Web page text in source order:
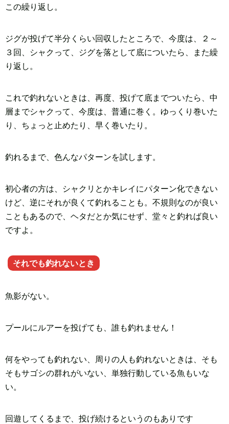
この繰り返し。
ジグが投げて半分くらい回収したところで、今度は、２～
３回、シャクって、ジグを落として底についたら、また繰
り返し。
これで釣れないときは、再度、投げて底までついたら、中
層までシャクって、今度は、普通に巻く。ゆっくり巻いた
り、ちょっと止めたり、早く巻いたり。
釣れるまで、色んなパターンを試します。
初心者の方は、シャクリとかキレイにパターン化できない
けど、逆にそれが良くて釣れることも。不規則なのが良い
こともあるので、ヘタだとか気にせず、堂々と釣れば良い
ですよ。
それでも釣れないとき
魚影がない。
プールにルアーを投げても、誰も釣れません！
何をやっても釣れない、周りの人も釣れないときは、そも
そもサゴシの群れがいない、単独行動している魚もいな
い。
回遊してくるまで、投げ続けるというのもありです